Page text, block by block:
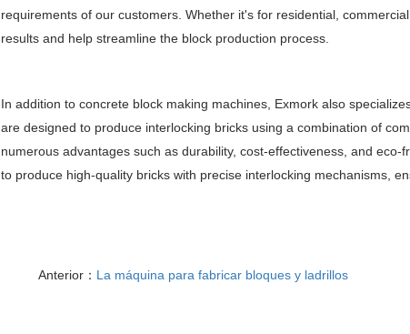
requirements of our customers. Whether it's for residential,
results and help streamline the block production process.
In addition to concrete block making machines, Exmork also
are designed to produce interlocking bricks using a combination of
numerous advantages such as durability, cost-effectiveness, and
to produce high-quality bricks with precise interlocking mechanisms,
Anterior： La máquina para fabricar bloques y ladrillos